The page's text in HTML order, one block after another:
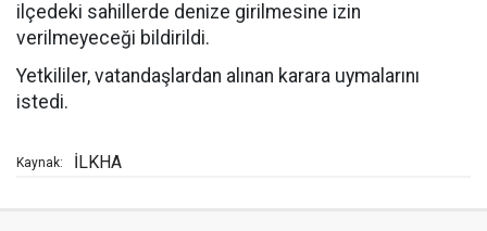
ilçedeki sahillerde denize girilmesine izin
verilmeyeceği bildirildi.
Yetkililer, vatandaşlardan alınan karara uymalarını
istedi.
Kaynak: İLKHA